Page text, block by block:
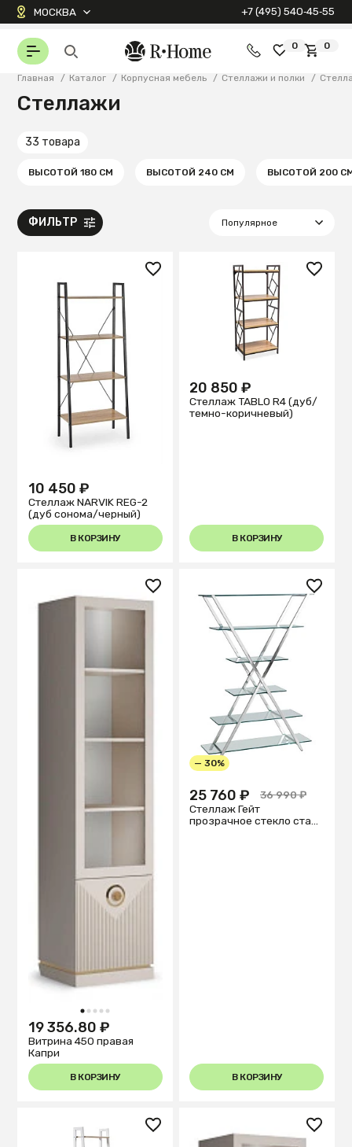
МОСКВА +7 (495) 540‑45‑55
0 0
Главная / Каталог / Корпусная мебель / Стеллажи и полки /
Стеллажи
33 товара
ВЫСОТОЙ 180 СМ ВЫСОТОЙ 240 СМ ВЫСОТОЙ 200
ФИЛЬТР
10 450 ₽
Стеллаж NARVIK REG-2
(дуб сонома/черный)
В КОРЗИНУ
20 850 ₽
Стеллаж TABLO R4 (дуб/
темно-коричневый)
В КОРЗИНУ
1 2 3 4 5
19 356.80 ₽
Витрина 450 правая
Капри
В КОРЗИНУ
— 30%
25 760 ₽
36 990 ₽
Стеллаж Гейт
прозрачное стекло сталь
В КОРЗИНУ